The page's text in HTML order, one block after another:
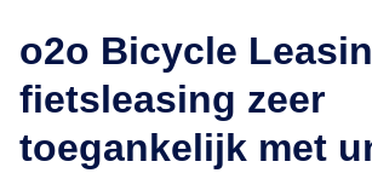
o2o Bicycle
fietsleasing zeer
toegankelijk met